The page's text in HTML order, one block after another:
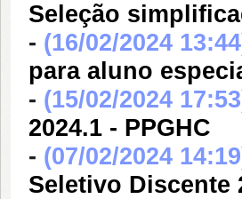
Seleção
- (16/02/2024
para aluno
- (15/02/2024
2024.1 - PPGHC
- (07/02/2024
Seletivo Discente